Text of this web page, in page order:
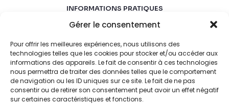
Gérer le consentement
Pour offrir les meilleures expériences, nous utilisons des
technologies telles que les cookies pour stocker et/ou accéder aux
informations des appareils. Le fait de consentir à ces technologies
nous permettra de traiter des données telles que le comportement
de navigation ou les ID uniques sur ce site. Le fait de ne pas
consentir ou de retirer son consentement peut avoir un effet négatif
sur certaines caractéristiques et fonctions.
INFORMATIONS PRATIQUES
MARDI-SAMEDI
LUNDI-DIMANCHE
FERMÉ